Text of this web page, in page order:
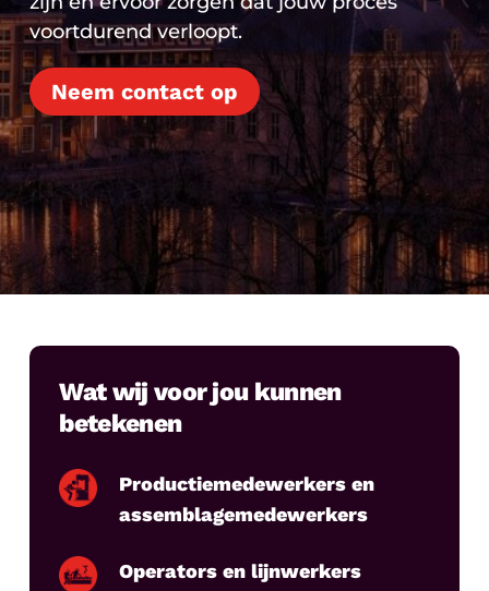
voortdurend verloopt.
Neem contact op
Wat wij voor jou kunnen
betekenen
Productiemedewerkers en
assemblagemedewerkers
Operators en lijnwerkers